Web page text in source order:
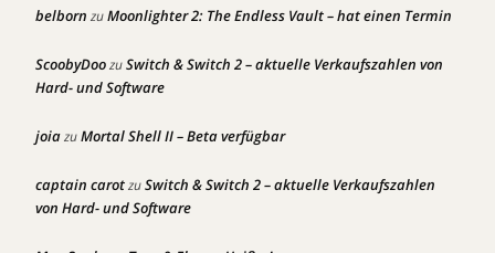
belborn zuMoonlighter 2: The Endless Vault – hat einen Termin
ScoobyDoozuSwitch & Switch 2 – aktuelle Verkaufszahlen von
Hard- und Software
joiazuMortal Shell II – Beta verfügbar
captain carotzuSwitch & Switch 2 – aktuelle Verkaufszahlen
von Hard- und Software